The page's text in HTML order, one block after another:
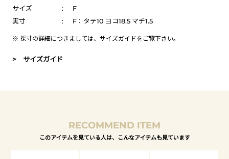
サイズ
:
F
実寸
: F：タテ10 ヨコ18.5 マチ1.5
※ 採寸の詳細につきましては、 サイズガイドをご覧下さい。
> サイズガイド
RECOMMEND ITEM
このアイテムを見ている人は、こんなアイテムも見ています